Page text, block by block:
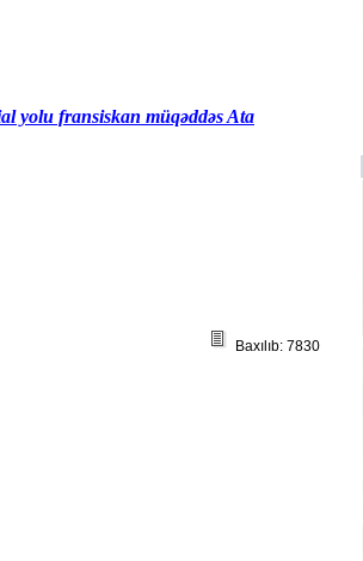
yolu fransiskan müqəddəs Ata
Baxılıb: 7830